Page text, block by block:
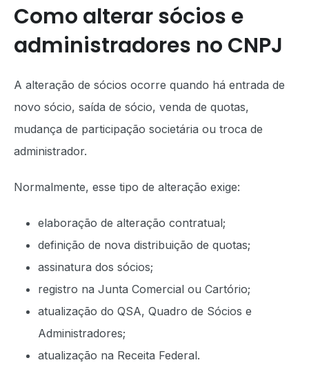
Como alterar sócios e
administradores no CNPJ
A alteração de sócios ocorre quando há entrada de
novo sócio, saída de sócio, venda de quotas,
mudança de participação societária ou troca de
administrador.
Normalmente, esse tipo de alteração exige:
elaboração de alteração contratual;
definição de nova distribuição de quotas;
assinatura dos sócios;
registro na Junta Comercial ou Cartório;
atualização do QSA, Quadro de Sócios e
Administradores;
atualização na Receita Federal.